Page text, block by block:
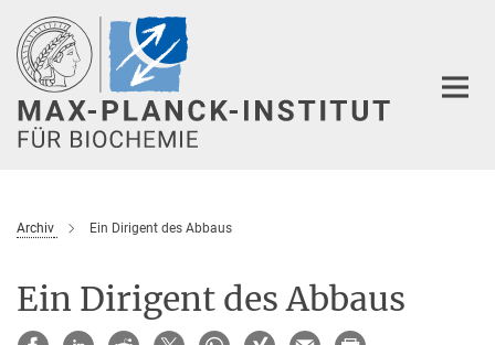
Hauptinhalt
Archiv Ein Dirigent des Abbaus
Ein Dirigent des Abbaus